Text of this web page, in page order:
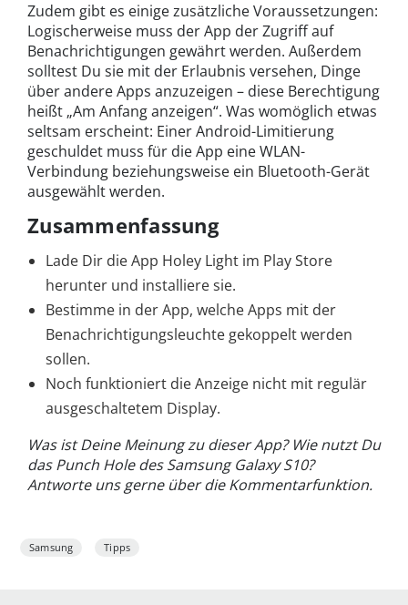
Zudem gibt es einige zusätzliche Voraussetzungen:
Logischerweise muss der App der Zugriff auf
Benachrichtigungen gewährt werden. Außerdem
solltest Du sie mit der Erlaubnis versehen, Dinge
über andere Apps anzuzeigen – diese Berechtigung
heißt „Am Anfang anzeigen“. Was womöglich etwas
seltsam erscheint: Einer Android-Limitierung
geschuldet muss für die App eine WLAN-
Verbindung beziehungsweise ein Bluetooth-Gerät
ausgewählt werden.
Zusammenfassung
Lade Dir die App Holey Light im Play Store
herunter und installiere sie.
Bestimme in der App, welche Apps mit der
Benachrichtigungsleuchte gekoppelt werden
sollen.
Noch funktioniert die Anzeige nicht mit regulär
ausgeschaltetem Display.
Was ist Deine Meinung zu dieser App? Wie nutzt Du
das Punch Hole des Samsung Galaxy S10?
Antworte uns gerne über die Kommentarfunktion.
Samsung Tipps